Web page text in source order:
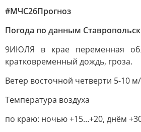
#МЧС26Прогноз
Погода по данным
9ИЮЛЯ в крае переменная
кратковременный дождь, гроза.
Ветер восточной четверти 5-10
Температура воздуха
по краю: ночью +15…+20, днём